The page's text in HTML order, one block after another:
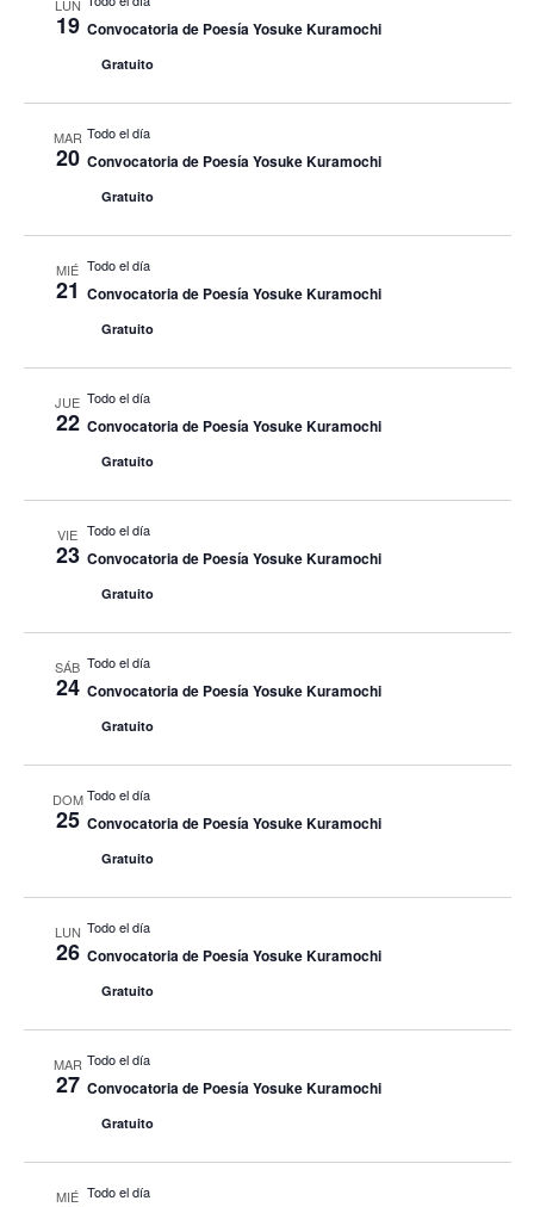
LUN
19 Convocatoria de Poesía Yosuke Kuramochi
Gratuito
MAR
20
Todo el día
Convocatoria de Poesía Yosuke Kuramochi
Gratuito
MIÉ
21
Todo el día
Convocatoria de Poesía Yosuke Kuramochi
Gratuito
JUE
22
Todo el día
Convocatoria de Poesía Yosuke Kuramochi
Gratuito
VIE
23
Todo el día
Convocatoria de Poesía Yosuke Kuramochi
Gratuito
SÁB
24
Todo el día
Convocatoria de Poesía Yosuke Kuramochi
Gratuito
DOM
25
Todo el día
Convocatoria de Poesía Yosuke Kuramochi
Gratuito
LUN
26
Todo el día
Convocatoria de Poesía Yosuke Kuramochi
Gratuito
MAR
27
Todo el día
Convocatoria de Poesía Yosuke Kuramochi
Gratuito
MIÉ Todo el día